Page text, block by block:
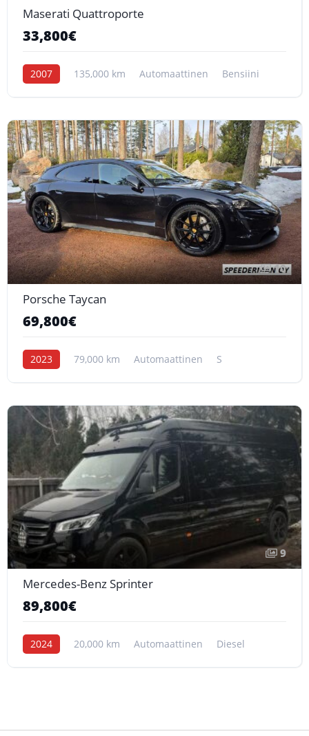
Maserati Quattroporte
33,800€
2007 135,000 km Automaattinen Bensiini
10
Porsche Taycan
69,800€
2023 79,000 km Automaattinen S
9
Mercedes-Benz Sprinter
89,800€
2024 20,000 km Automaattinen Diesel